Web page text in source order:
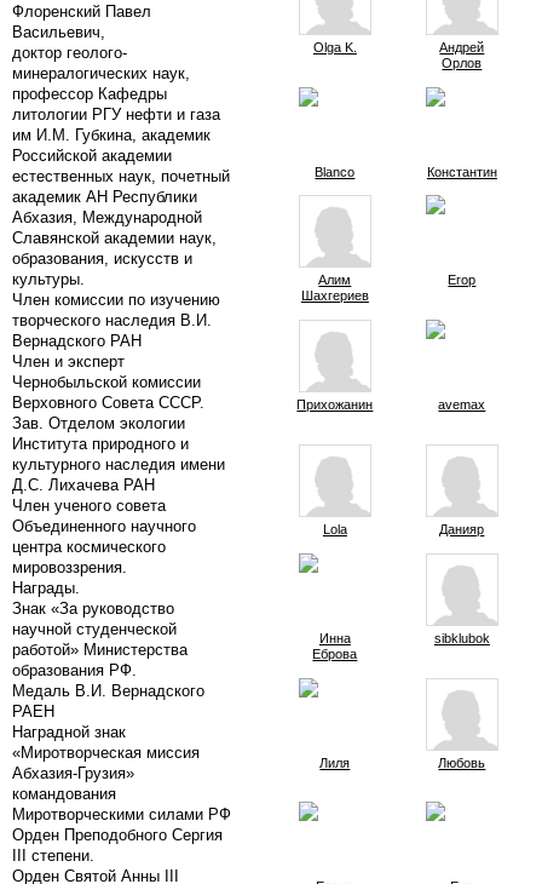
Флоренский Павел
Васильевич,
доктор геолого-
минералогических наук,
профессор Кафедры
литологии РГУ нефти и газа
им И.М. Губкина, академик
Российской академии
естественных наук, почетный
академик АН Республики
Абхазия, Международной
Славянской академии наук,
образования, искусств и
культуры.
Член комиссии по изучению
творческого наследия В.И.
Вернадского РАН
Член и эксперт
Чернобыльской комиссии
Верховного Совета СССР.
Зав. Отделом экологии
Института природного и
культурного наследия имени
Д.С. Лихачева РАН
Член ученого совета
Объединенного научного
центра космического
мировоззрения.
Награды.
Знак «За руководство
научной студенческой
работой» Министерства
образования РФ.
Медаль В.И. Вернадского
РАЕН
Наградной знак
«Миротворческая миссия
Абхазия-Грузия»
командования
Миротворческими силами РФ
Орден Преподобного Сергия
III степени.
Орден Святой Анны III
Olga K.
Андрей
Орлов
Blanco Константин
Алим
Шахгериев
Егор
Прихожанин avemax
Lola Данияр
Инна
Еброва
sibklubok
Лиля Любовь